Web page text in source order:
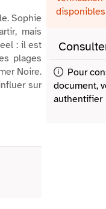
Sophie
mais
: il est
plages
Noire.
sur
disponibles
Pour
document,
authentifier